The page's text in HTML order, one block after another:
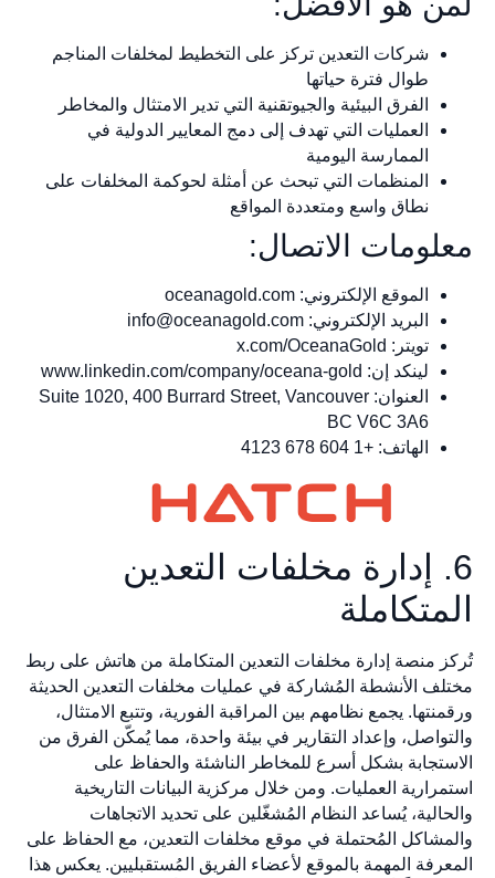
شركات التعدين تركز على التخطيط لمخلفات المناجم
طوال فترة حياتها
الفرق البيئية والجيوتقنية التي تدير الامتثال والمخاطر
العمليات التي تهدف إلى دمج المعايير الدولية في
الممارسة اليومية
المنظمات التي تبحث عن أمثلة لحوكمة المخلفات على
نطاق واسع ومتعددة المواقع
معلومات الاتصال:
الموقع الإلكتروني: oceanagold.com
البريد الإلكتروني: info@oceanagold.com
تويتر: x.com/OceanaGold
لينكد إن: www.linkedin.com/company/oceana-gold
العنوان: Suite 1020, 400 Burrard Street, Vancouver
BC V6C 3A6
الهاتف: +1 604 678 4123
6. إدارة مخلفات التعدين
المتكاملة
تُركز منصة إدارة مخلفات التعدين المتكاملة من هاتش على ربط
مختلف الأنشطة المُشاركة في عمليات مخلفات التعدين الحديثة
ورقمنتها. يجمع نظامهم بين المراقبة الفورية، وتتبع الامتثال،
والتواصل، وإعداد التقارير في بيئة واحدة، مما يُمكّن الفرق من
الاستجابة بشكل أسرع للمخاطر الناشئة والحفاظ على
استمرارية العمليات. ومن خلال مركزية البيانات التاريخية
والحالية، يُساعد النظام المُشغّلين على تحديد الاتجاهات
والمشاكل المُحتملة في موقع مخلفات التعدين، مع الحفاظ على
المعرفة المهمة بالموقع لأعضاء الفريق المُستقبليين. يعكس هذا